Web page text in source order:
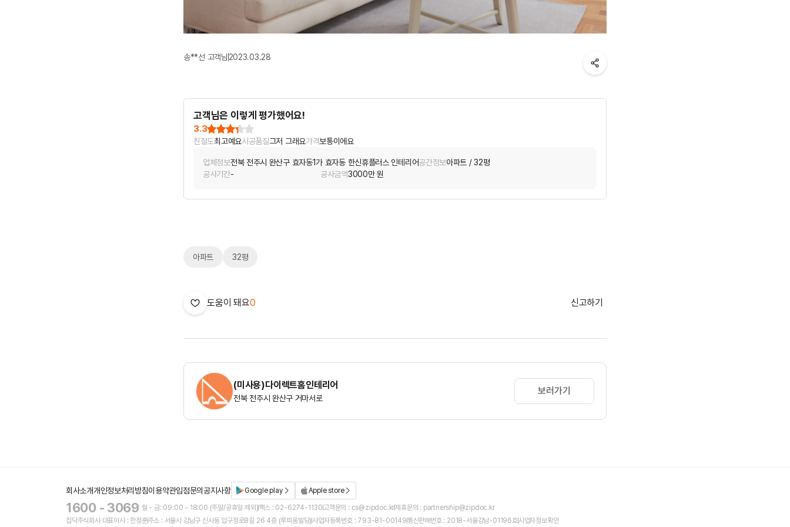
송**선 고객님 2023.03.28
고객님은 이렇게 평가했어요!
3.3
친절도최고예요시공품질그저 그래요가격보통이에요
업체정보전북 전주시 완산구 효자동1가 효자동 한신휴플러스 인테리어공간정보아파트 / 32평
공사기간- 공사금액3000만 원
아파트 32평
도움이 돼요0 신고하기
(미사용)다이렉트홈인테리어
전북 전주시 완산구 거마서로
보러가기
회사소개개인정보처리방침이용약관입점문의 공지사항 Google play Apple store
1600 - 3069 월 - 금: 09:00 - 18:00 (주말/공휴일 제외)팩스 : 02-6274-1130고객문의 : cs@zipdoc.kr제휴문의 : partnership@zipdoc.kr
집닥주식회사 대표이사 : 한정훈주소 : 서울시 강남구 신사동 압구정로8길 26 4층 (루피움빌딩)사업자등록번호 : 793-81-00149통신판매번호 : 2018-서울강남-01196호사업자정보확인